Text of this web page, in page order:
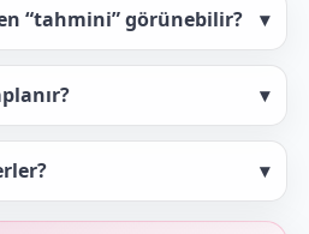
“tahmini” görünebilir? ▾
▾
▾